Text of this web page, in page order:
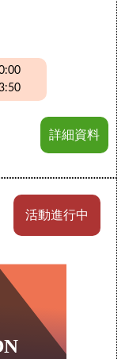
詳細資料
活動進行中